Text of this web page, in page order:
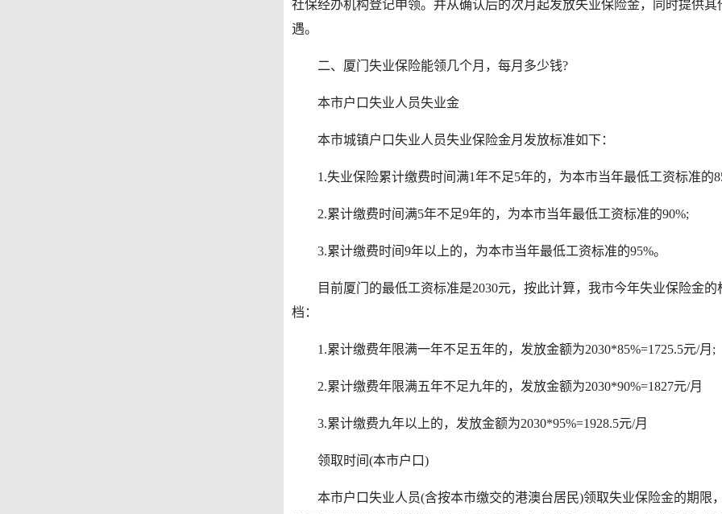
社保经办机构登记申领。并从确认后的次月起发放失业保险金，同时提供其
遇。
二、厦门失业保险能领几个月，每月多少钱?
本市户口失业人员失业金
本市城镇户口失业人员失业保险金月发放标准如下：
1.失业保险累计缴费时间满1年不足5年的，为本市当年最低工资标准的
2.累计缴费时间满5年不足9年的，为本市当年最低工资标准的90%;
3.累计缴费时间9年以上的，为本市当年最低工资标准的95%。
目前厦门的最低工资标准是2030元，按此计算，我市今年失业保险金的
档：
1.累计缴费年限满一年不足五年的，发放金额为2030*85%=1725.5元/月;
2.累计缴费年限满五年不足九年的，发放金额为2030*90%=1827元/月
3.累计缴费九年以上的，发放金额为2030*95%=1928.5元/月
领取时间(本市户口)
本市户口失业人员(含按本市缴交的港澳台居民)领取失业保险金的期限